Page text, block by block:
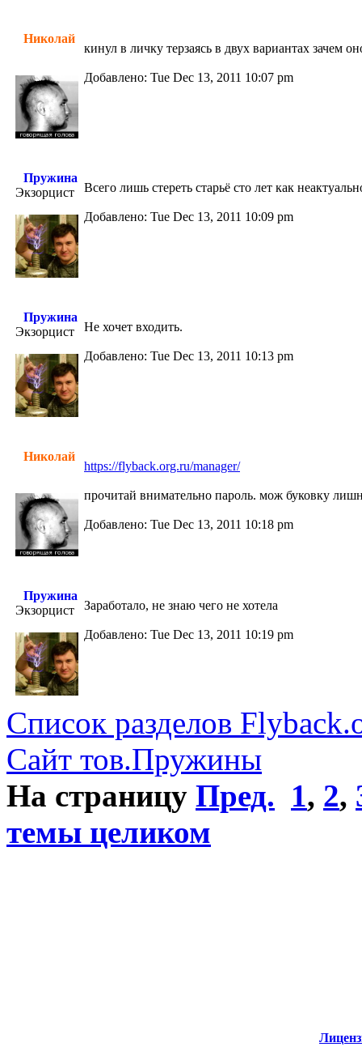
Николай
кинул в личку терзаясь в двух вариантах зачем
Добавлено: Tue Dec 13, 2011 10:07 pm
Пружина
Экзорцист
Всего лишь стереть старьё сто лет как
Добавлено: Tue Dec 13, 2011 10:09 pm
Пружина
Экзорцист
Не хочет входить.
Добавлено: Tue Dec 13, 2011 10:13 pm
Николай
https://flyback.org.ru/manager/
прочитай внимательно пароль. мож буковку
Добавлено: Tue Dec 13, 2011 10:18 pm
Пружина
Экзорцист
Заработало, не знаю чего не хотела
Добавлено: Tue Dec 13, 2011 10:19 pm
Список разделов
Сайт тов.Пружины
На страницу Пред. 1, 2,
темы целиком